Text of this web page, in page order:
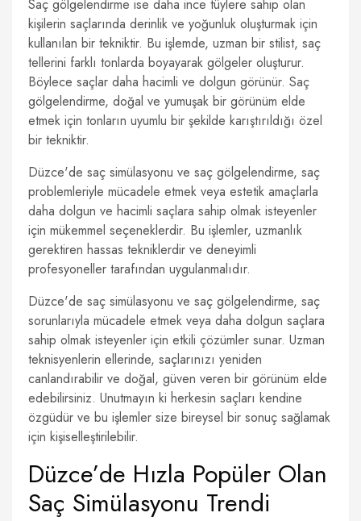
Saç gölgelendirme ise daha ince tüylere sahip olan
kişilerin saçlarında derinlik ve yoğunluk oluşturmak için
kullanılan bir tekniktir. Bu işlemde, uzman bir stilist, saç
tellerini farklı tonlarda boyayarak gölgeler oluşturur.
Böylece saçlar daha hacimli ve dolgun görünür. Saç
gölgelendirme, doğal ve yumuşak bir görünüm elde
etmek için tonların uyumlu bir şekilde karıştırıldığı özel
bir tekniktir.
Düzce'de saç simülasyonu ve saç gölgelendirme, saç
problemleriyle mücadele etmek veya estetik amaçlarla
daha dolgun ve hacimli saçlara sahip olmak isteyenler
için mükemmel seçeneklerdir. Bu işlemler, uzmanlık
gerektiren hassas tekniklerdir ve deneyimli
profesyoneller tarafından uygulanmalıdır.
Düzce'de saç simülasyonu ve saç gölgelendirme, saç
sorunlarıyla mücadele etmek veya daha dolgun saçlara
sahip olmak isteyenler için etkili çözümler sunar. Uzman
teknisyenlerin ellerinde, saçlarınızı yeniden
canlandırabilir ve doğal, güven veren bir görünüm elde
edebilirsiniz. Unutmayın ki herkesin saçları kendine
özgüdür ve bu işlemler size bireysel bir sonuç sağlamak
için kişiselleştirilebilir.
Düzce’de Hızla Popüler Olan
Saç Simülasyonu Trendi